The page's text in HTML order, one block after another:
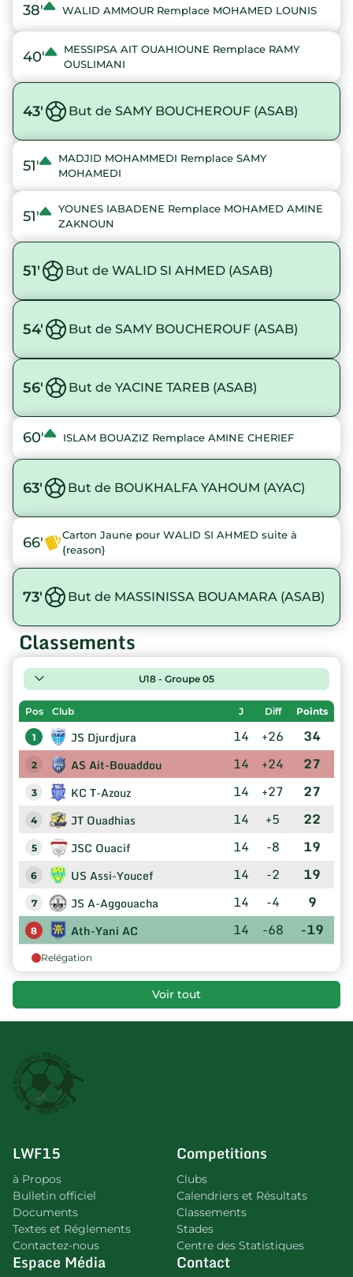
38' WALID AMMOUR Remplace MOHAMED LOUNIS
40'
MESSIPSA AIT OUAHIOUNE Remplace RAMY
OUSLIMANI
43' But de SAMY BOUCHEROUF (ASAB)
51'
MADJID MOHAMMEDI Remplace SAMY
MOHAMEDI
51'
YOUNES IABADENE Remplace MOHAMED AMINE
ZAKNOUN
51' But de WALID SI AHMED (ASAB)
54' But de SAMY BOUCHEROUF (ASAB)
56' But de YACINE TAREB (ASAB)
60' ISLAM BOUAZIZ Remplace AMINE CHERIEF
63' But de BOUKHALFA YAHOUM (AYAC)
66'
Carton Jaune pour WALID SI AHMED suite à
{reason}
73' But de MASSINISSA BOUAMARA (ASAB)
Classements
U18 - Groupe 05
Pos Club J Diff Points
1 JS Djurdjura 14 +26 34
2 AS Ait-Bouaddou 14 +24 27
3 KC T-Azouz 14 +27 27
4 JT Ouadhias 14 +5 22
5 JSC Ouacif 14 -8 19
6 US Assi-Youcef 14 -2 19
7 JS A-Aggouacha 14 -4 9
8 Ath-Yani AC 14 -68 -19
Relégation
Voir tout
LWF15
à Propos
Bulletin officiel
Documents
Textes et Réglements
Contactez-nous
Competitions
Clubs
Calendriers et Résultats
Classements
Stades
Centre des Statistiques
Espace Média Contact